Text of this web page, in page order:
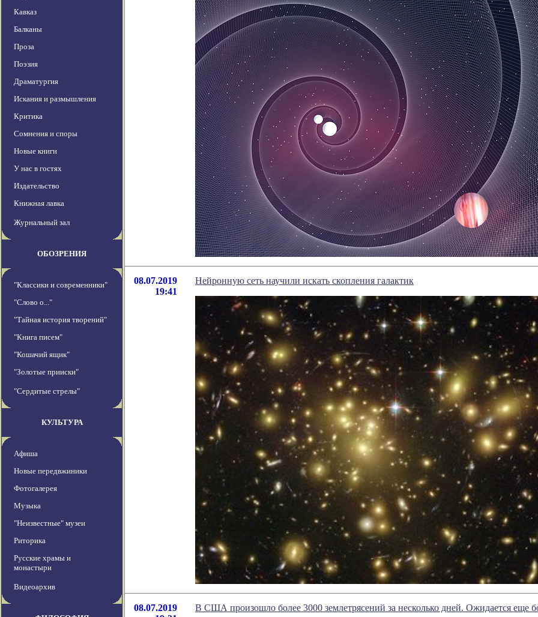
Кавказ
Балканы
Проза
Поэзия
Драматургия
Искания и размышления
Критика
Сомнения и споры
Новые книги
У нас в гостях
Издательство
Книжная лавка
Журнальный зал
ОБОЗРЕНИЯ
"Классики и современники"
"Слово о..."
"Тайная история творений"
"Книга писем"
"Кошачий ящик"
"Золотые прииски"
"Сердитые стрелы"
КУЛЬТУРА
Афиша
Новые передвжиники
Фотогалерея
Музыка
"Неизвестные" музеи
Риторика
Русские храмы и
монастыри
Видеоархив
08.07.2019
19:41
Нейронную сеть научили искать скопления галактик
08.07.2019
В США произошло более 3000 землетрясений за несколько дней. Ожидается еще